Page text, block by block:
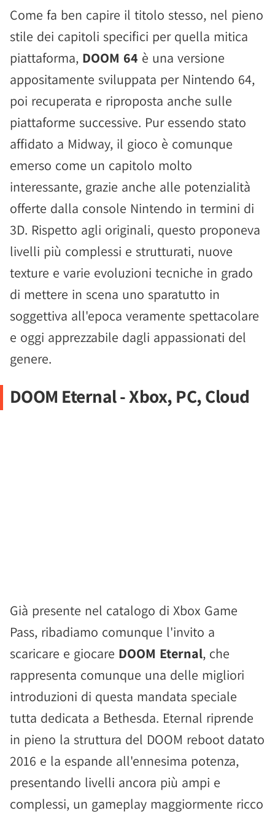
Come fa ben capire il titolo stesso, nel pieno
stile dei capitoli specifici per quella mitica
piattaforma, DOOM 64 è una versione
appositamente sviluppata per Nintendo 64,
poi recuperata e riproposta anche sulle
piattaforme successive. Pur essendo stato
affidato a Midway, il gioco è comunque
emerso come un capitolo molto
interessante, grazie anche alle potenzialità
offerte dalla console Nintendo in termini di
3D. Rispetto agli originali, questo proponeva
livelli più complessi e strutturati, nuove
texture e varie evoluzioni tecniche in grado
di mettere in scena uno sparatutto in
soggettiva all'epoca veramente spettacolare
e oggi apprezzabile dagli appassionati del
genere.
DOOM Eternal - Xbox, PC, Cloud
Già presente nel catalogo di Xbox Game
Pass, ribadiamo comunque l'invito a
scaricare e giocare DOOM Eternal, che
rappresenta comunque una delle migliori
introduzioni di questa mandata speciale
tutta dedicata a Bethesda. Eternal riprende
in pieno la struttura del DOOM reboot datato
2016 e la espande all'ennesima potenza,
presentando livelli ancora più ampi e
complessi, un gameplay maggiormente ricco